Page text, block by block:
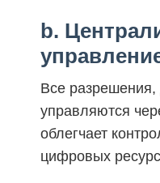
b.
Все
управляются
облегчает
цифровых